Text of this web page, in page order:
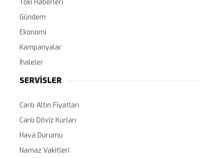
Toki Haberleri
Gündem
Ekonomi
Kampanyalar
İhaleler
SERVİSLER
Canlı Altın Fiyatları
Canlı Döviz Kurları
Hava Durumu
Namaz Vakitleri